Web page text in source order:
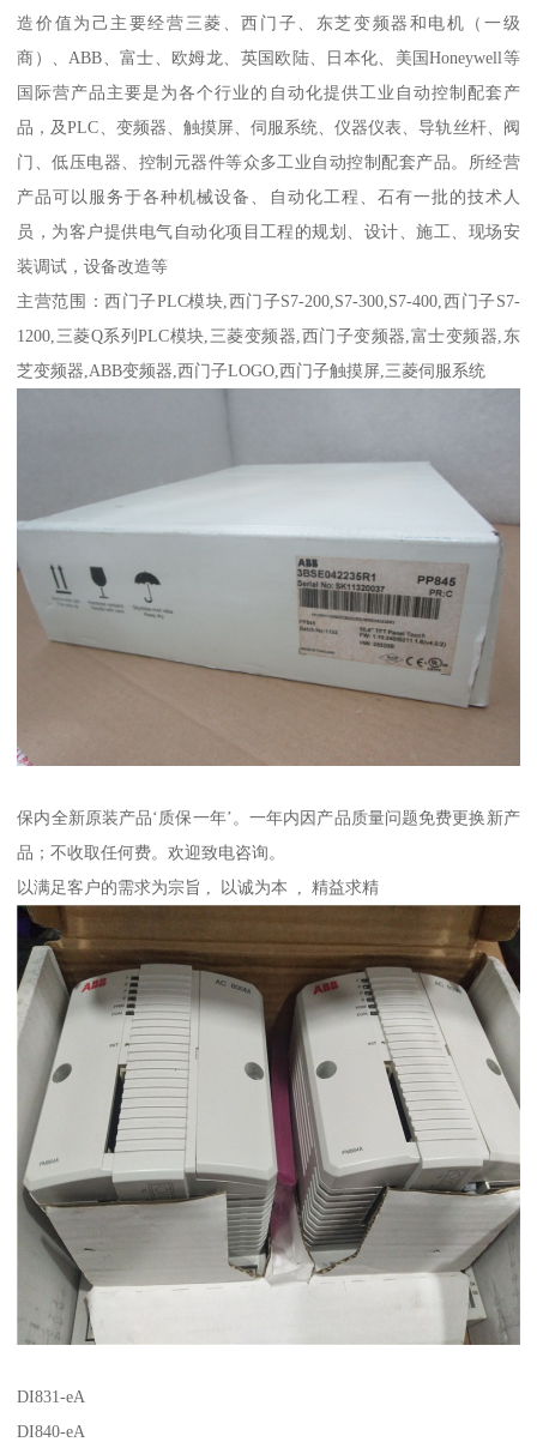
造价值为己主要经营三菱、西门子、东芝变频器和电机（一级
商）、ABB、富士、欧姆龙、英国欧陆、日本化、美国Honeywell等
国际营产品主要是为各个行业的自动化提供工业自动控制配套产
品，及PLC、变频器、触摸屏、伺服系统、仪器仪表、导轨丝杆、阀
门、低压电器、控制元器件等众多工业自动控制配套产品。所经营
产品可以服务于各种机械设备、自动化工程、石有一批的技术人
员，为客户提供电气自动化项目工程的规划、设计、施工、现场安
装调试，设备改造等
主营范围：西门子PLC模块,西门子S7-200,S7-300,S7-400,西门子S7-
1200,三菱Q系列PLC模块,三菱变频器,西门子变频器,富士变频器,东
芝变频器,ABB变频器,西门子LOGO,西门子触摸屏,三菱伺服系统
保内全新原装产品‘质保一年’。一年内因产品质量问题免费更换新产
品；不收取任何费。欢迎致电咨询。
以满足客户的需求为宗旨 , 以诚为本 , 精益求精
DI831-eA
DI840-eA